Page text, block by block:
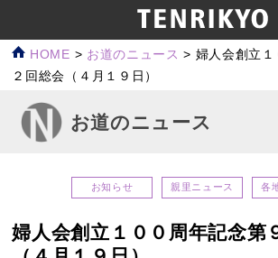
HOME > お道のニュース > 婦人会創立１
２回総会（４月１９日）
お道のニュース
お知らせ 親里ニュース 各
婦人会創立１００周年記念第